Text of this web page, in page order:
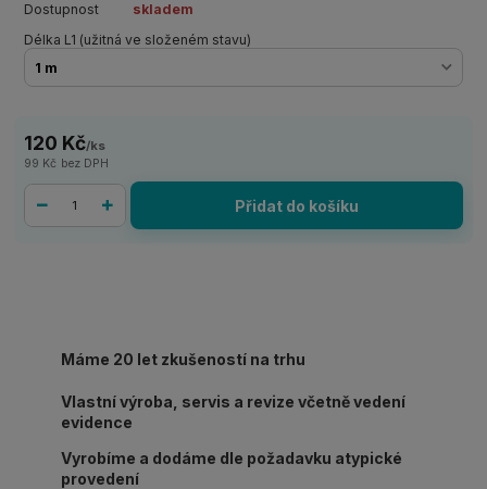
Dostupnost
skladem
Délka L1 (užitná ve složeném stavu)
120 Kč/ks
99 Kč bez DPH
Přidat do košíku
Máme 20 let zkušeností na trhu
Vlastní výroba, servis a revize včetně vedení
evidence
Vyrobíme a dodáme dle požadavku atypické
provedení